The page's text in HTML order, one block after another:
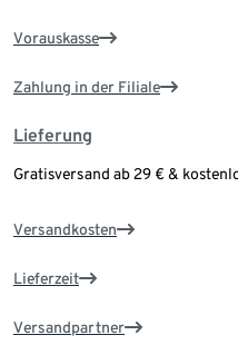
Vorauskasse
Zahlung in der Filiale
Lieferung
Gratisversand ab 29 € &
Versandkosten
Lieferzeit
Versandpartner